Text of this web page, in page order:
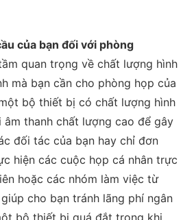
của bạn đối với phòng
quan trọng về chất lượng hình
mà bạn cần cho phòng họp của
bộ thiết bị có chất lượng hình
âm thanh chất lượng cao để gây
đối tác của bạn hay chỉ đơn
hiện các cuộc họp cá nhân trực
hoặc các nhóm làm việc từ
cho bạn tránh lãng phí ngân
bộ thiết bị quá đắt trong khi